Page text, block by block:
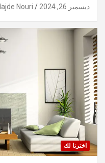
ديسمبر 26, 2024 Nouri
اخترنا لك